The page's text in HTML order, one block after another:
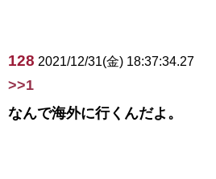
128 2021/12/31(金) 18:37:34.27
>>1
なんで海外に行くんだよ。